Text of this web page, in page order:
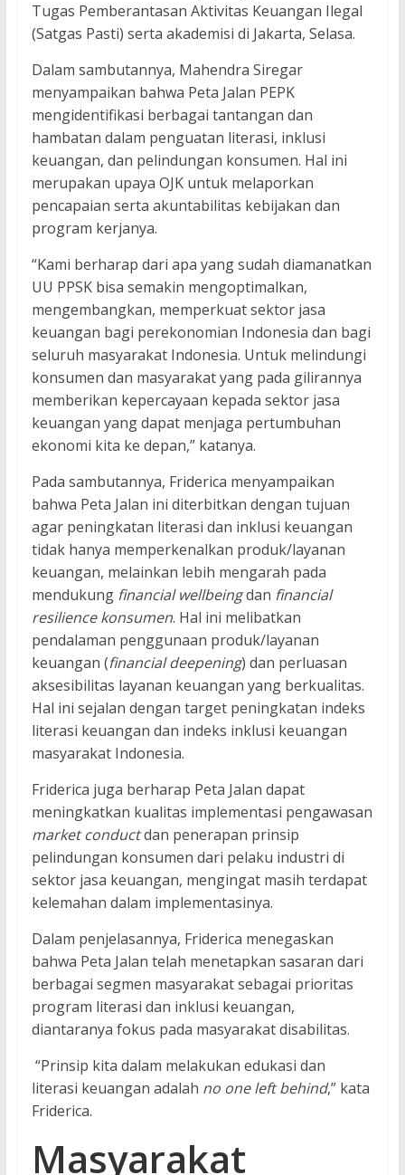
Tugas Pemberantasan Aktivitas Keuangan Ilegal
(Satgas Pasti) serta akademisi di Jakarta, Selasa.
Dalam sambutannya, Mahendra Siregar
menyampaikan bahwa Peta Jalan PEPK
mengidentifikasi berbagai tantangan dan
hambatan dalam penguatan literasi, inklusi
keuangan, dan pelindungan konsumen. Hal ini
merupakan upaya OJK untuk melaporkan
pencapaian serta akuntabilitas kebijakan dan
program kerjanya.
“Kami berharap dari apa yang sudah diamanatkan
UU PPSK bisa semakin mengoptimalkan,
mengembangkan, memperkuat sektor jasa
keuangan bagi perekonomian Indonesia dan bagi
seluruh masyarakat Indonesia. Untuk melindungi
konsumen dan masyarakat yang pada gilirannya
memberikan kepercayaan kepada sektor jasa
keuangan yang dapat menjaga pertumbuhan
ekonomi kita ke depan,” katanya.
Pada sambutannya, Friderica menyampaikan
bahwa Peta Jalan ini diterbitkan dengan tujuan
agar peningkatan literasi dan inklusi keuangan
tidak hanya memperkenalkan produk/layanan
keuangan, melainkan lebih mengarah pada
mendukung financial wellbeingdan financial
resilience konsumen. Hal ini melibatkan
pendalaman penggunaan produk/layanan
keuangan (financial deepening) dan perluasan
aksesibilitas layanan keuangan yang berkualitas.
Hal ini sejalan dengan target peningkatan indeks
literasi keuangan dan indeks inklusi keuangan
masyarakat Indonesia.
Friderica juga berharap Peta Jalan dapat
meningkatkan kualitas implementasi pengawasan
market conductdan penerapan prinsip
pelindungan konsumen dari pelaku industri di
sektor jasa keuangan, mengingat masih terdapat
kelemahan dalam implementasinya.
Dalam penjelasannya, Friderica menegaskan
bahwa Peta Jalan telah menetapkan sasaran dari
berbagai segmen masyarakat sebagai prioritas
program literasi dan inklusi keuangan,
diantaranya fokus pada masyarakat disabilitas.
“Prinsip kita dalam melakukan edukasi dan
literasi keuangan adalah no one left behind,” kata
Friderica.
Masyarakat